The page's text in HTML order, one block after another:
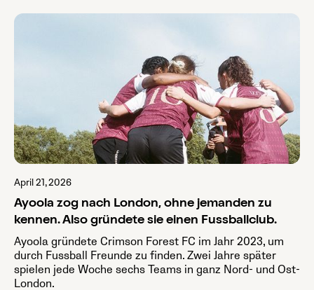
April 21, 2026
Ayoola zog nach London, ohne jemanden zu
kennen. Also gründete sie einen Fussballclub.
Ayoola gründete Crimson Forest FC im Jahr 2023, um
durch Fussball Freunde zu finden. Zwei Jahre später
spielen jede Woche sechs Teams in ganz Nord- und Ost-
London.